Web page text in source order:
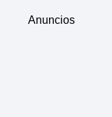
Anuncios